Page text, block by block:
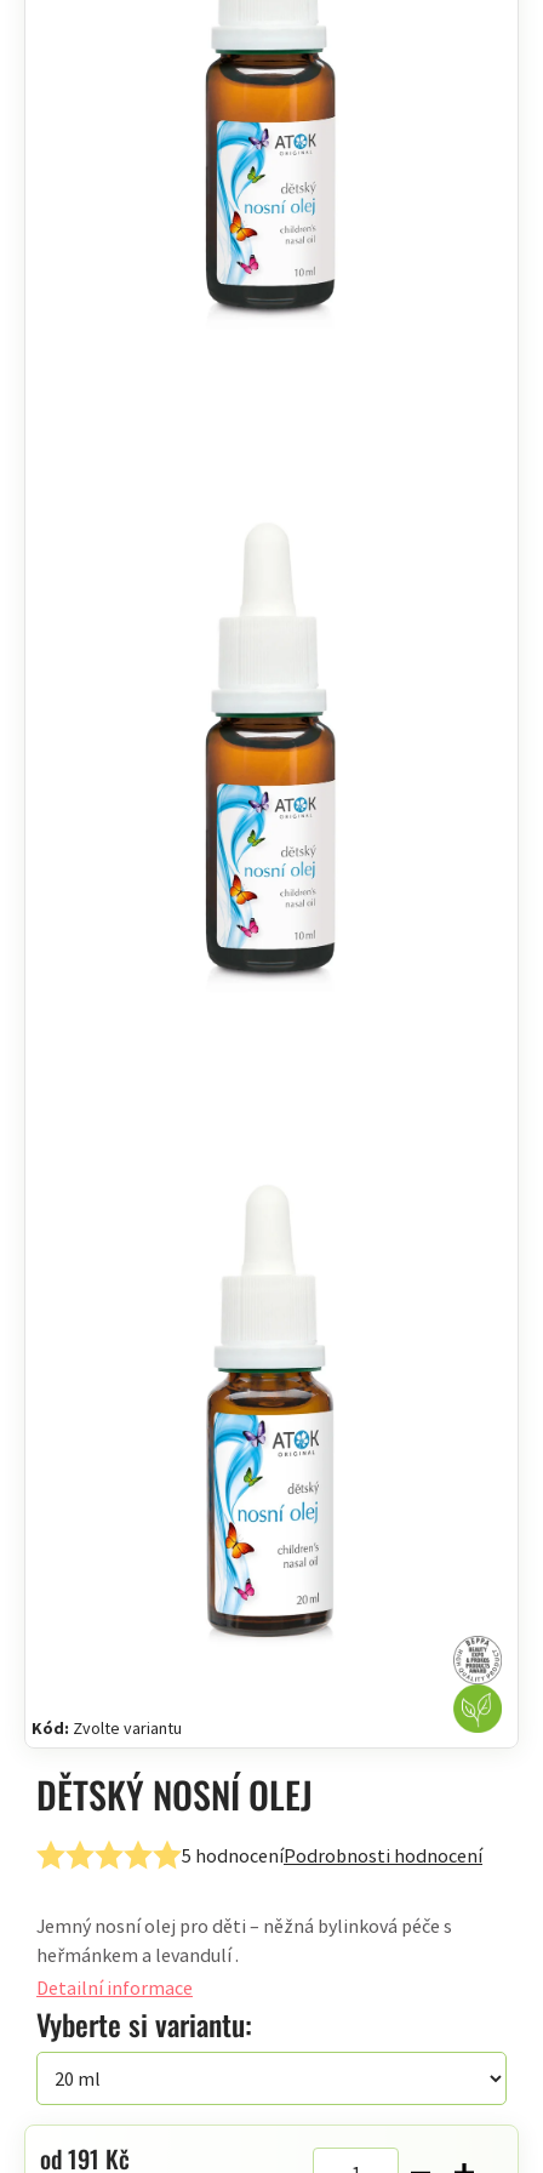
Kód: Zvolte variantu
DĚTSKÝ NOSNÍ OLEJ
Průměrné
produktu
je
5,0
z
5
hvězdiček.
5 hodnoceníPodrobnosti hodnocení
Vyberte si variantu:
Jemný nosní olej pro děti – něžná bylinková péče s
heřmánkem a levandulí .
Detailní informace
od191 Kč